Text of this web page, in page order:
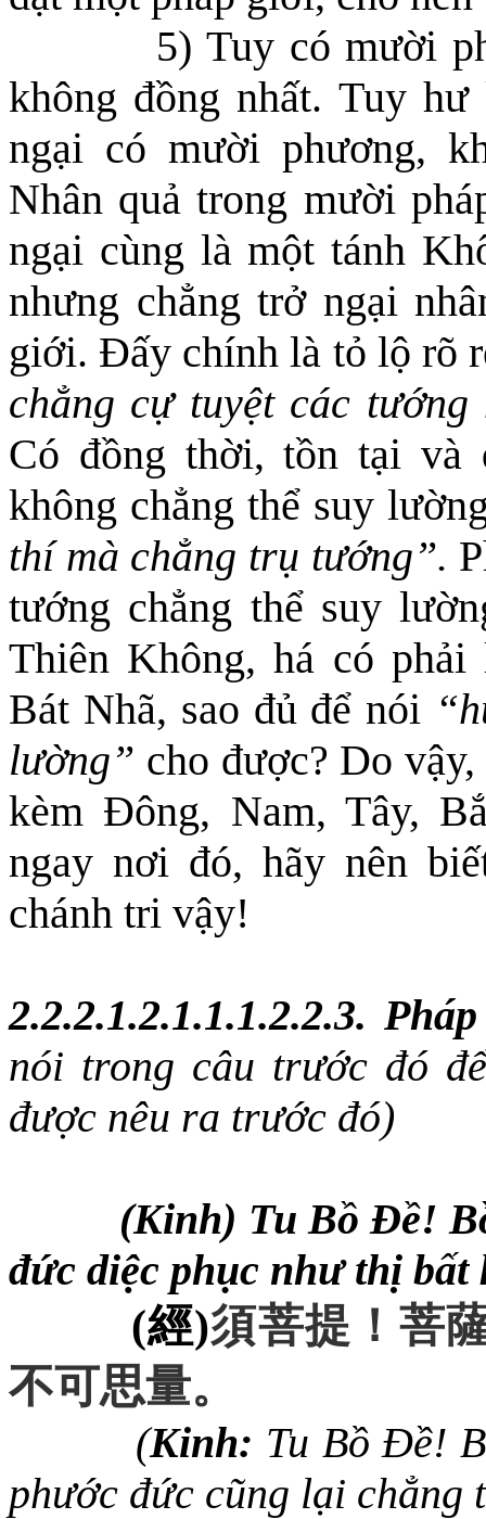
5) Tuy có mười
không đồng nhất. Tuy hư
ngại cómười phương,
Nhân quả trong mười
ngại cùng là một tánh
nhưng chẳng trở ngại
giới. Đấy chính là tỏ lộ rõ
chẳng cự tuyệt các tướng
Có đồng thời, tồn tại
không chẳng thể suy
thí mà chẳng trụ tướng”.
tướng chẳng thể suy
Thiên Không, há có
Bát Nhã, sao đủ để nói
lường” cho được? Do
kèm Đông, Nam, Tây,
ngay nơi đó, hãy nên
chánh tri vậy!
2.2.2.1.2.1.1.1.2.2.3.
nói trong câu trước đó
được nêu ra trước đó)
(Kinh) Tu Bồ Đề!
đức diệc phục như thị
(經)須菩提 ！ 菩
不可思量。
(Kinh: Tu Bồ Đề!
phước đức cũng lại chẳng